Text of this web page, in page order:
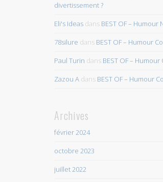
divertissement ?
Eli's Ideas dans BEST OF – Humour
78silure dans BEST OF – Humour
Paul Turin dans BEST OF – Humour
Zazou A dans BEST OF – Humour
Archives
février 2024
octobre 2023
juillet 2022